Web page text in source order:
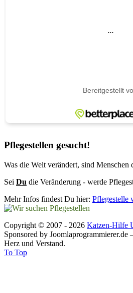
Pflegestellen gesucht!
Was die Welt verändert, sind Menschen
Sei Du die Veränderung - werde
Mehr Infos findest Du hier: Pflegestelle
Copyright © 2007 - 2026 Katzen-Hilfe
Sponsored by Joomlaprogrammierer.de
Herz und Verstand.
To Top